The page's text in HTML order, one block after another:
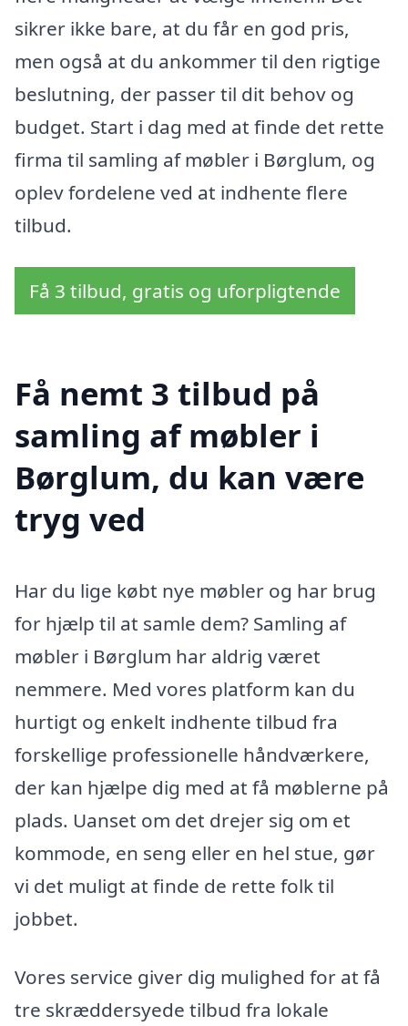
sikrer ikke bare, at du får en god pris,
men også at du ankommer til den rigtige
beslutning, der passer til dit behov og
budget. Start i dag med at finde det rette
firma til samling af møbler i Børglum, og
oplev fordelene ved at indhente flere
tilbud.
Få 3 tilbud, gratis og uforpligtende
Få nemt 3 tilbud på
samling af møbler i
Børglum, du kan være
tryg ved
Har du lige købt nye møbler og har brug
for hjælp til at samle dem? Samling af
møbler i Børglum har aldrig været
nemmere. Med vores platform kan du
hurtigt og enkelt indhente tilbud fra
forskellige professionelle håndværkere,
der kan hjælpe dig med at få møblerne på
plads. Uanset om det drejer sig om et
kommode, en seng eller en hel stue, gør
vi det muligt at finde de rette folk til
jobbet.
Vores service giver dig mulighed for at få
tre skræddersyede tilbud fra lokale